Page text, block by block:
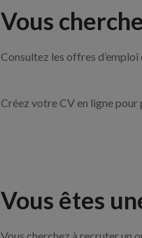
Vous
Consultez les offres
Créez votre CV en ligne
Vous êtes